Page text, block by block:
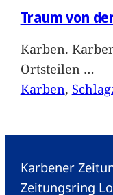
Traum von
Karben.
Ortsteilen …
Karben,
Karbener
Zeitungsring